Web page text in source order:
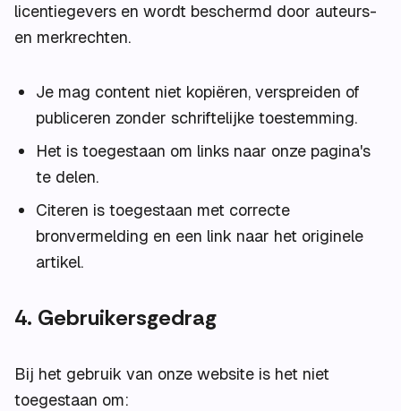
licentiegevers en wordt beschermd door auteurs-
en merkrechten.
Je mag content niet kopiëren, verspreiden of
publiceren zonder schriftelijke toestemming.
Het is toegestaan om links naar onze pagina's
te delen.
Citeren is toegestaan met correcte
bronvermelding en een link naar het originele
artikel.
4. Gebruikersgedrag
Bij het gebruik van onze website is het niet
toegestaan om: